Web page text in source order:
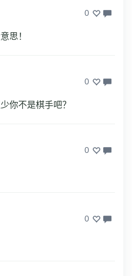
0
思！
0
你不是棋手吧？
0
0